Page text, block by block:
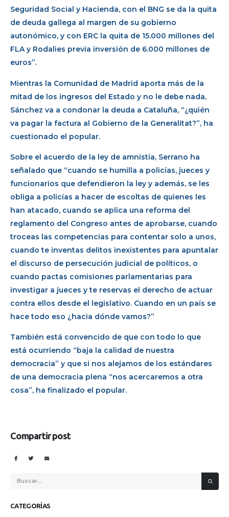
Seguridad Social y Hacienda, con el BNG se da la quita
de deuda gallega al margen de su gobierno
autonómico, y con ERC la quita de 15.000 millones del
FLA y Rodalies previa inversión de 6.000 millones de
euros”.
Mientras la Comunidad de Madrid aporta más de la
mitad de los ingresos del Estado y no le debe nada,
Sánchez va a condonar la deuda a Cataluña, “¿quién
va pagar la factura al Gobierno de la Generalitat?”, ha
cuestionado el popular.
Sobre el acuerdo de la ley de amnistía, Serrano ha
señalado que “cuando se humilla a policías, jueces y
funcionarios que defendieron la ley y además, se les
obliga a policías a hacer de escoltas de quienes les
han atacado, cuando se aplica una reforma del
reglamento del Congreso antes de aprobarse, cuando
troceas las competencias para contentar solo a unos,
cuando te inventas delitos inexistentes para apuntalar
el discurso de persecución judicial de políticos, o
cuando pactas comisiones parlamentarias para
investigar a jueces y te reservas el derecho de actuar
contra ellos desde el legislativo. Cuando en un país se
hace todo eso ¿hacia dónde vamos?”
También está convencido de que con todo lo que
está ocurriendo “baja la calidad de nuestra
democracia” y que si nos alejamos de los estándares
de una democracia plena “nos acercaremos a otra
cosa”, ha finalizado el popular.
Compartir post
CATEGORÍAS